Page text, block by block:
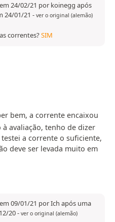
24/02/21 por koinegg após
24/01/21 - ver o original (alemão)
correntes?SIM
bem, a corrente encaixou
avaliação, tenho de dizer
a corrente o suficiente,
deve ser levada muito em
09/01/21 por Ich após uma
20- ver o original (alemão)